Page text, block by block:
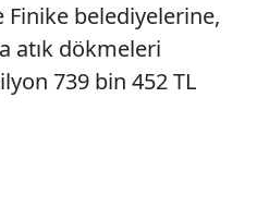
belediyelerine,
atık dökmeleri
739 bin 452 TL